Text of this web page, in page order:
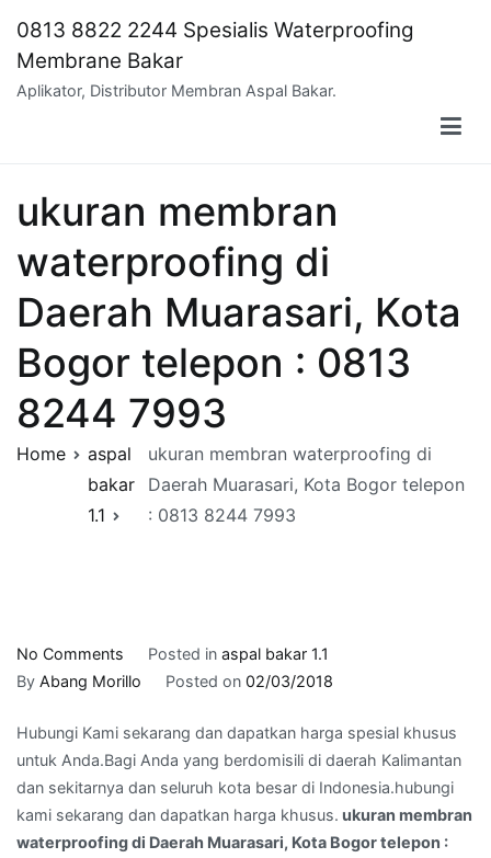
content
0813 8822 2244 Spesialis Waterproofing
Membrane Bakar
Aplikator, Distributor Membran Aspal Bakar.
ukuran membran
waterproofing di
Daerah Muarasari, Kota
Bogor telepon : 0813
8244 7993
Home
aspal
bakar
1.1
ukuran membran waterproofing di
Daerah Muarasari, Kota Bogor telepon
: 0813 8244 7993
No Comments
ukuran
waterproofing
di
Daerah
Muarasari,
Kota
Posted in aspal bakar 1.1
By Abang Morillo Posted on 02/03/2018
Hubungi Kami sekarang dan dapatkan harga spesial khusus
untuk Anda.Bagi Anda yang berdomisili di daerah Kalimantan
dan sekitarnya dan seluruh kota besar di Indonesia.hubungi
kami sekarang dan dapatkan harga khusus. ukuran membran
waterproofing di Daerah Muarasari, Kota Bogor telepon :